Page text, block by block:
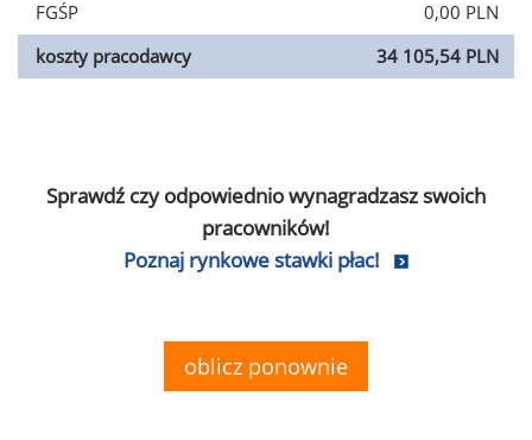
FGŚP
0,00 PLN
koszty pracodawcy
34 105,54 PLN
Sprawdź czy odpowiednio wynagradzasz swoich
pracowników!
Poznaj rynkowe stawki płac!
oblicz ponownie